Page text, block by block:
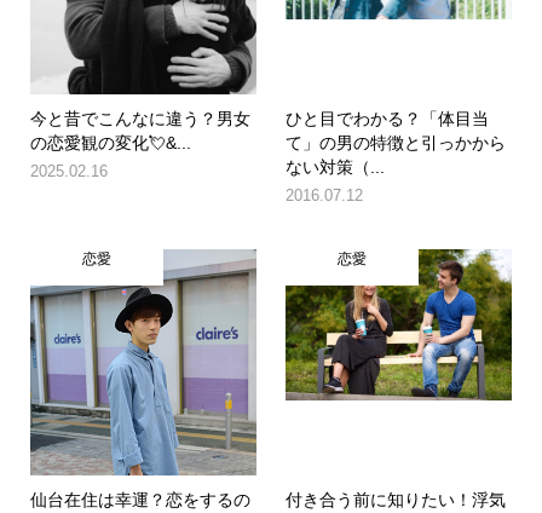
今と昔でこんなに違う？男女
の恋愛観の変化💘&...
2025.02.16
ひと目でわかる？「体目当
て」の男の特徴と引っかから
ない対策（...
2016.07.12
恋愛
仙台在住は幸運？恋をするの
恋愛
付き合う前に知りたい！浮気